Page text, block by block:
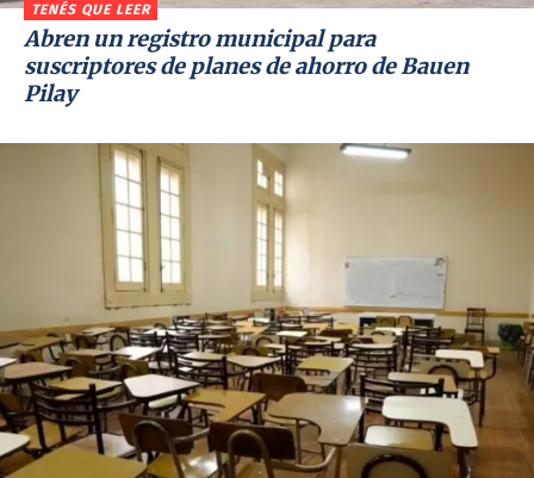
TENÉS QUE LEER
Abren un registro municipal para
suscriptores de planes de ahorro de Bauen
Pilay